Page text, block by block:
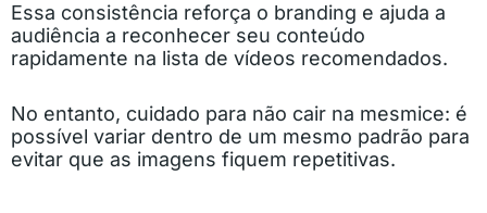
Essa consistência reforça o branding e ajuda a
audiência a reconhecer seu conteúdo
rapidamente na lista de vídeos recomendados.
No entanto, cuidado para não cair na mesmice: é
possível variar dentro de um mesmo padrão para
evitar que as imagens fiquem repetitivas.